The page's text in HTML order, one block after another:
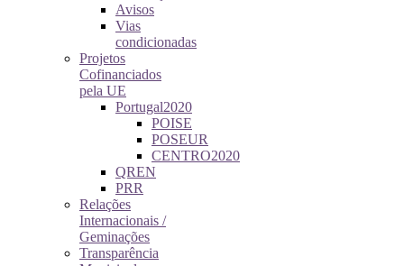
Avisos
Vias
condicionadas
Projetos
Cofinanciados
pela UE
Portugal2020
POISE
POSEUR
CENTRO2020
QREN
PRR
Relações
Internacionais /
Geminações
Transparência